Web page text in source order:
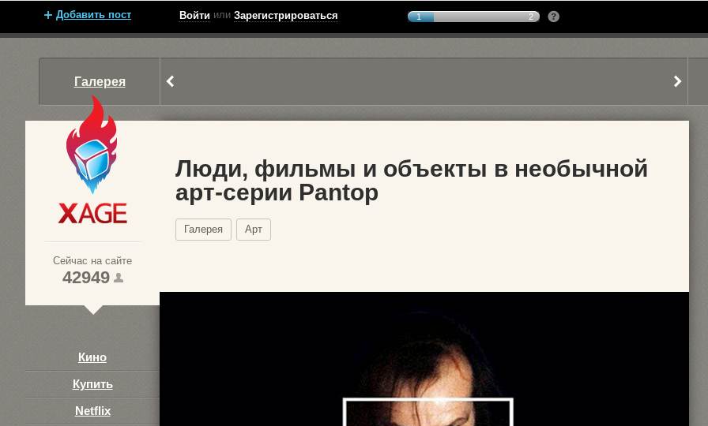
Добавить пост Войти или Зарегистрироваться 1 2
Галерея
Сейчас на сайте
42949
Кино
Купить
Netflix
Люди, фильмы и объекты в необычной
арт-серии Pantop
Галерея Арт